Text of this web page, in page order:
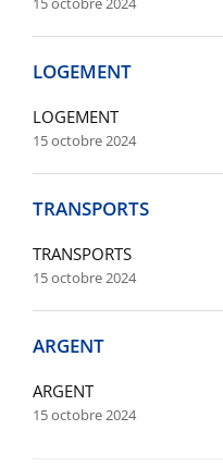
LOGEMENT
LOGEMENT
15 octobre 2024
TRANSPORTS
TRANSPORTS
15 octobre 2024
ARGENT
ARGENT
15 octobre 2024